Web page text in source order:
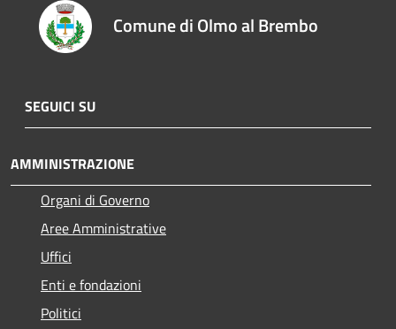
Comune di Olmo al Brembo
SEGUICI SU
AMMINISTRAZIONE
Organi di Governo
Aree Amministrative
Uffici
Enti e fondazioni
Politici